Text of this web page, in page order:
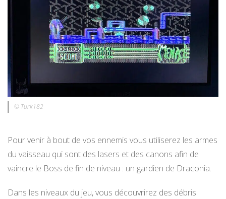
© Turk182
Pour venir à bout de vos ennemis vous utiliserez les armes
du vaisseau qui sont des lasers et des canons afin de
vaincre le Boss de fin de niveau : un gardien de Draconia.
Dans les niveaux du jeu, vous découvrirez des débris